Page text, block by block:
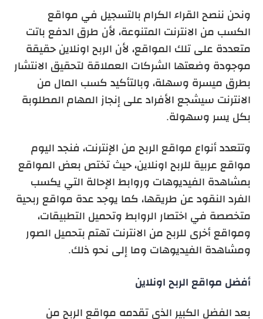
ونحن ننصح القراء الكرام بالتسجيل في مواقع
الكسب من الانترنت المتنوعة، لأن طرق الدفع باتت
متعددة على تلك المواقع، لأن الربح اونلاين حقيقة
موجودة وضعتها الشركات العملاقة لتحقيق الانتشار
بطرق ميسرة وسهلة، وبالتأكيد كسب المال من
الانترنت سيشجع الأفراد على إنجاز المهام المطلوبة
بكل يسر وسهولة.
وتتعدد أنواع مواقع الربح من الإنترنت، فنجد اليوم
مواقع عربية للربح اونلاين، حيث تختص بعض المواقع
بمشاهدة الفيديوهات وروابط الإحالة التي يكسب
الفرد النقود عن طريقها، كما يوجد عدة مواقع ربحية
متخصصة في اختصار الروابط وتحميل التطبيقات،
ومواقع أخرى للربح من الانترنت تهتم بتحميل الصور
ومشاهدة الفيديوهات وما إلى نحو ذلك.
أفضل مواقع الربح اونلاين
بعد الفضل الكبير الذي تقدمه مواقع الربح من